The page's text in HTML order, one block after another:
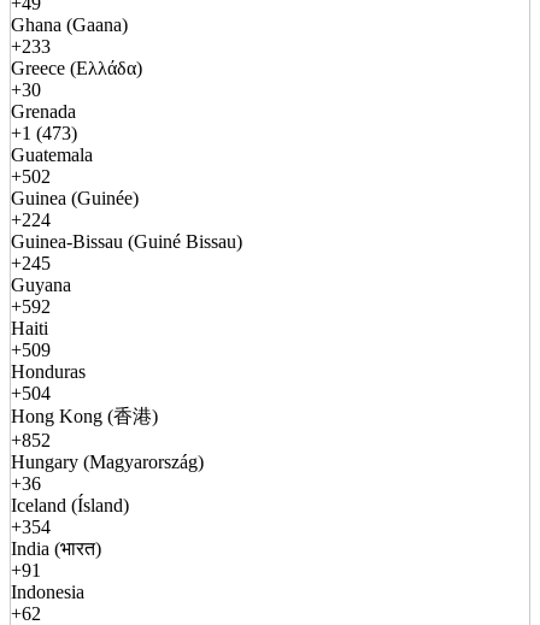
Ghana (Gaana)
+233
Greece (Ελλάδα)
+30
Grenada
+1 (473)
Guatemala
+502
Guinea (Guinée)
+224
Guinea-Bissau (Guiné Bissau)
+245
Guyana
+592
Haiti
+509
Honduras
+504
Hong Kong (香港)
+852
Hungary (Magyarország)
+36
Iceland (Ísland)
+354
India (भारत)
+91
Indonesia
+62